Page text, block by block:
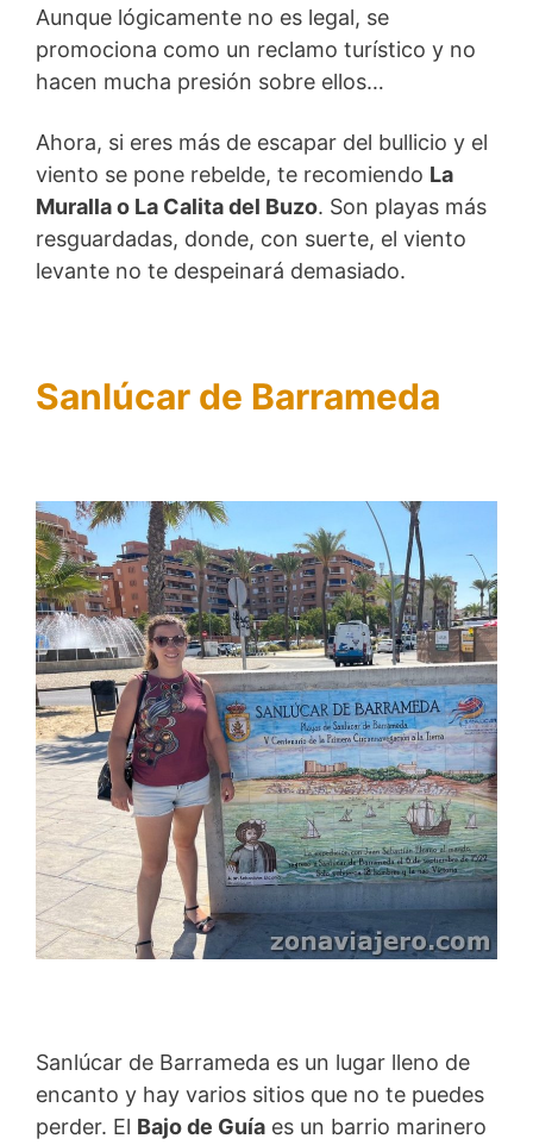
Aunque lógicamente no es legal, se
promociona como un reclamo turístico y no
hacen mucha presión sobre ellos…
Ahora, si eres más de escapar del bullicio y el
viento se pone rebelde, te recomiendo La
Muralla o La Calita del Buzo. Son playas más
resguardadas, donde, con suerte, el viento
levante no te despeinará demasiado.
Sanlúcar de Barrameda
Sanlúcar de Barrameda es un lugar lleno de
encanto y hay varios sitios que no te puedes
perder. El Bajo de Guía es un barrio marinero